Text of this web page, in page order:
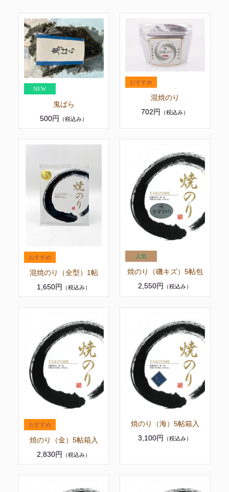
鬼ばら
500円
（税込み）
混焼のり
702円
（税込み）
混焼のり（全型）1帖
1,650円
（税込み）
焼のり（磯キズ）5帖包
2,550円
（税込み）
焼のり（金）5帖箱入
2,830円
（税込み）
焼のり（海）5帖箱入
3,100円
（税込み）